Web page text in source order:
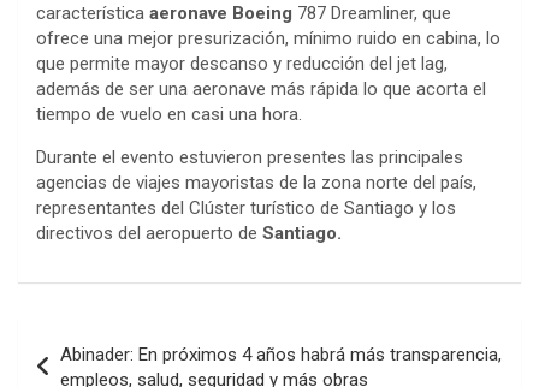
característica aeronave Boeing 787 Dreamliner, que
ofrece una mejor presurización, mínimo ruido en cabina, lo
que permite mayor descanso y reducción del jet lag,
además de ser una aeronave más rápida lo que acorta el
tiempo de vuelo en casi una hora.
Durante el evento estuvieron presentes las principales
agencias de viajes mayoristas de la zona norte del país,
representantes del Clúster turístico de Santiago y los
directivos del aeropuerto de Santiago.
de
Abinader: En próximos 4 años habrá más transparencia,
empleos, salud, seguridad y más obras